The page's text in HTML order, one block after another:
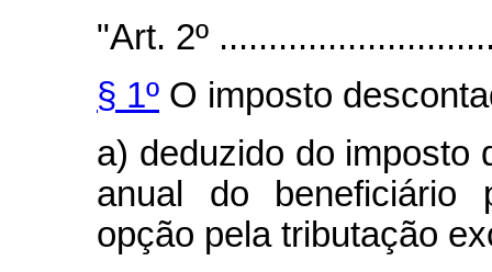
"Art. 2º
§ 1º O imposto
a) deduzido do imposto
anual do beneficiário
opção pela tributação